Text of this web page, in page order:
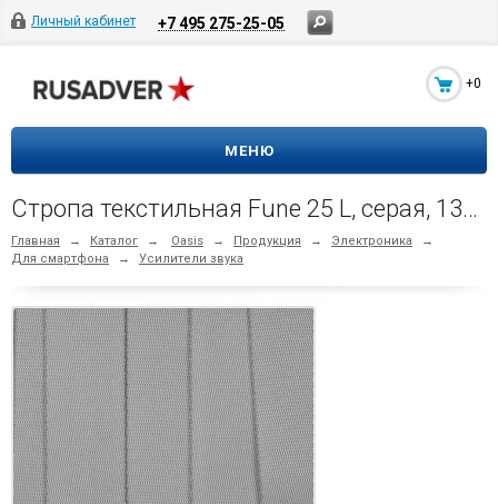
Личный кабинет +7 495 275-25-05
+0
МЕНЮ
Стропа текстильная Fune 25 L, серая, 130 см
Главная → Каталог → Oasis → Продукция → Электроника
→
Для смартфона
→ Усилители звука